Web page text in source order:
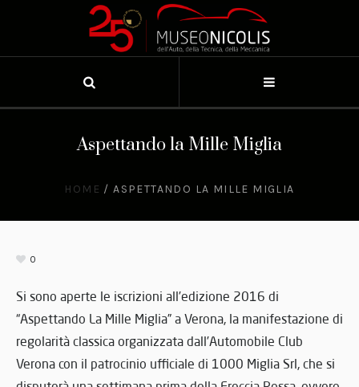
Aspettando la Mille Miglia
HOME / ASPETTANDO LA MILLE MIGLIA
0
Si sono aperte le iscrizioni all’edizione 2016 di
“Aspettando La Mille Miglia” a Verona, la manifestazione di
regolarità classica organizzata dall’Automobile Club
Verona con il patrocinio ufficiale di 1000 Miglia Srl, che si